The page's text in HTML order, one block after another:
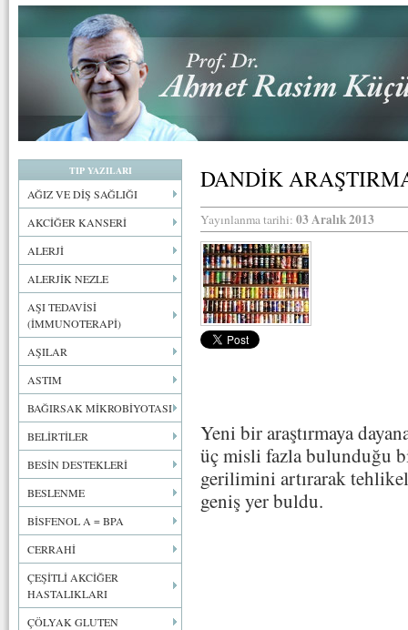
TIP YAZILARI
AĞIZ VE DİŞ SAĞLIĞI
AKCİĞER KANSERİ
ALERJİ
ALERJİK NEZLE
AŞI TEDAVİSİ
(İMMUNOTERAPİ)
AŞILAR
ASTIM
BAĞIRSAK MİKROBİYOTASI
BELİRTİLER
BESİN DESTEKLERİ
BESLENME
BİSFENOL A = BPA
CERRAHİ
ÇEŞİTLİ AKCİĞER
HASTALIKLARI
ÇÖLYAK GLUTEN
DANDİK
Yayınlanma tarihi: 03 Aralık 2013
Yeni bir araştırmaya
üç misli fazla bulunduğu
gerilimini artırarak
geniş yer buldu.